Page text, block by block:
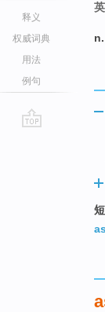
释义
权威词典
用法
例句
英